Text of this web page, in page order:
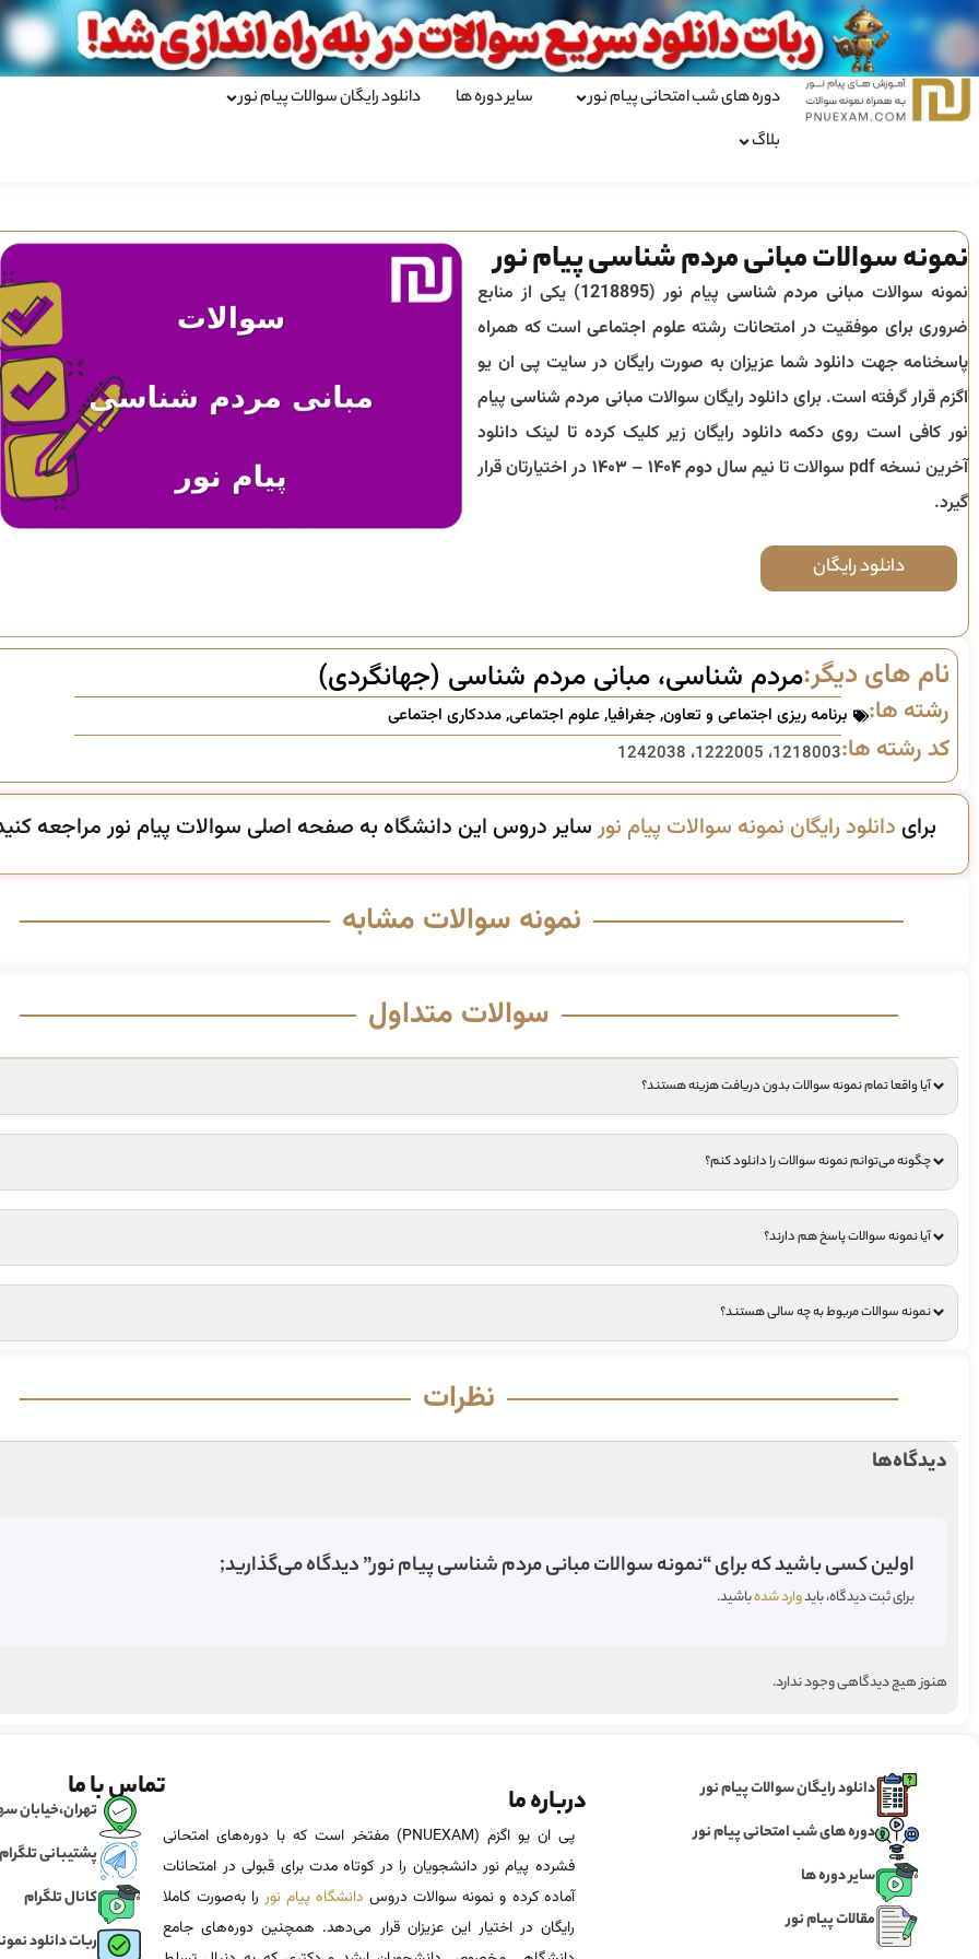
دوره های شب امتحانی پیام نور سایر دوره ها
دانلود رایگان سوالات پیام نور
بلاگ
نمونه سوالات مبانی مردم شناسی پیام نور
نمونه سوالات مبانی مردم شناسی پیام نور (1218895) یکی از منابع
ضروری برای موفقیت در امتحانات رشته علوم اجتماعیاست که همراه
پاسخنامه جهت دانلود شما عزیزان به صورت رایگان در سایت پی ان یو
اگزم قرار گرفته است. برای دانلود رایگان سوالات مبانی مردم شناسیپیام
نور کافی است روی دکمه دانلود رایگان زیر کلیک کرده تا لینک دانلود
آخرین نسخه pdf سوالات تا
نیم سال دوم ۱۴۰۴ – ۱۴۰۳
در اختیارتان قرار
گیرد.
دانلود رایگان
نام های دیگر:مردم شناسی، مبانی مردم شناسی (جهانگردی)
رشته ها: برنامه ریزی اجتماعی و تعاون,جغرافیا,علوم اجتماعی,مددکاری اجتماعی
کد رشته ها:1218003، 1222005، 1242038
برای دانلود رایگان نمونه سوالات پیام نورسایر دروس این دانشگاه به صفحه اصلی سوالات پیام نور مراجعه
نمونه سوالات مشابه
سوالات متداول
آیا واقعا تمام نمونه سوالات بدون دریافت هزینه هستند؟
چگونه می‌توانم نمونه سوالات را دانلود کنم؟
آیا نمونه سوالات پاسخ هم دارند؟
نمونه سوالات مربوط به چه سالی هستند؟
نظرات
دیدگاه‌ها
اولین کسی باشید که برای “نمونه سوالات مبانی مردم شناسی پیام نور” دیدگاه می‌گذارید;
برای ثبت دیدگاه، بایدوارد شدهباشید.
هنوز هیچ دیدگاهی وجود ندارد.
دانلود رایگان سوالات پیام نور
دوره های شب امتحانی پیام نور
سایر دوره ها
مقالات پیام نور
درباره ما
پی ان یو اگزم (PNUEXAM) مفتخر است که با دوره‌های امتحانی
فشرده پیام نور دانشجویان را در کوتاه مدت برای قبولی در امتحانات
آماده‌ کرده و نمونه سوالات دروس دانشگاه پیام نور را به‌صورت کاملا
رایگان در اختیار این عزیزان قرار می‌دهد. همچنین دوره‌های جامع
تماس با ما
تهران،خیابان
پشتیبانی تلگرام
کانال تلگرام
ربات دانلود